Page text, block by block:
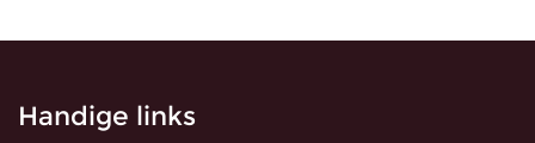
Handige links